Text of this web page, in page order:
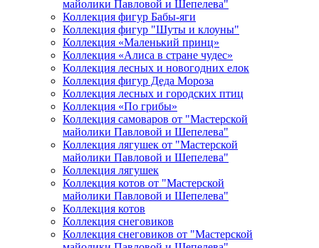
майолики Павловой и Шепелева"
Коллекция фигур Бабы-яги
Коллекция фигур "Шуты и клоуны"
Коллекция «Маленький принц»
Коллекция «Алиса в стране чудес»
Коллекция лесных и новогодних елок
Коллекция фигур Деда Мороза
Коллекция лесных и городских птиц
Коллекция «По грибы»
Коллекция самоваров от "Мастерской
майолики Павловой и Шепелева"
Коллекция лягушек от "Мастерской
майолики Павловой и Шепелева"
Коллекция лягушек
Коллекция котов от "Мастерской
майолики Павловой и Шепелева"
Коллекция котов
Коллекция снеговиков
Коллекция снеговиков от "Мастерской